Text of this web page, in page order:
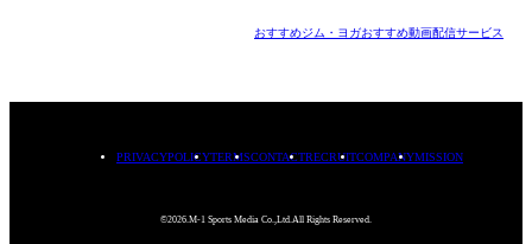
おすすめジム・ヨガおすすめ動画配信サービス
PRIVACYPOLICYTERMSCONTACTRECRUITCOMPANYMISSION
©2026.M-1 Sports Media Co.,Ltd.All Rights Reserved.